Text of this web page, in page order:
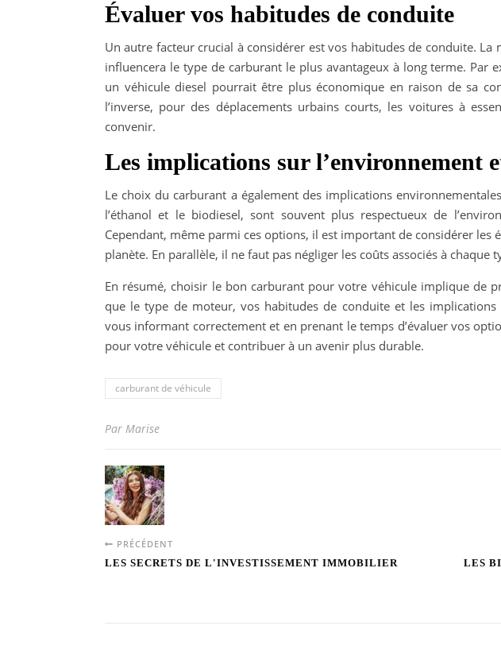
Évaluer vos habitudes de conduite
Un autre facteur crucial à considérer est vos habitudes de conduite.
influencera le type de carburant le plus avantageux à long terme. Par
un véhicule diesel pourrait être plus économique en raison de sa
l’inverse, pour des déplacements urbains courts, les voitures à
convenir.
Les implications sur l’environnement
Le choix du carburant a également des implications
l’éthanol et le biodiesel, sont souvent plus respectueux de
Cependant, même parmi ces options, il est important de considérer les
planète. En parallèle, il ne faut pas négliger les coûts associés à
En résumé, choisir le bon carburant pour votre véhicule implique de
que le type de moteur, vos habitudes de conduite et les implications
vous informant correctement et en prenant le temps d’évaluer vos
pour votre véhicule et contribuer à un avenir plus durable.
carburant de véhicule
Par Marise
PRÉCÉDENT
LES SECRETS DE L'INVESTISSEMENT IMMOBILIER
LES